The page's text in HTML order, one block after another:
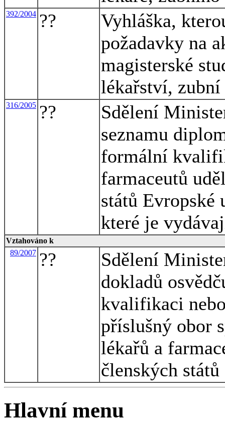
392/2004 ??
Vyhláška,
požadavky na
magisterské
lékařství,
316/2005 ??
Sdělení
seznamu
formální
farmaceutů
států Evropské
které je
Vztahováno k
89/2007 ??
Sdělení
dokladů
kvalifikaci
příslušný obor
lékařů a
členských
Hlavní menu